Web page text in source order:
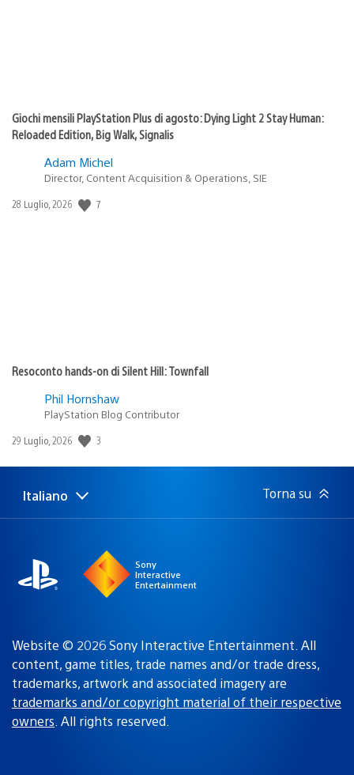
Giochi mensili PlayStation Plus di agosto: Dying Light 2 Stay Human:
Reloaded Edition, Big Walk, Signalis
Adam Michel
Director, Content Acquisition & Operations, SIE
Data
28 Luglio, 2026 7
Resoconto hands-on di Silent Hill: Townfall
Phil Hornshaw
PlayStation Blog Contributor
Data
pubblicazione:
29 Luglio, 2026 3
Seleziona
una
Regione
attuale:
Italiano Torna su
Sony
Interactive
Entertainment
Website © 2026 Sony Interactive Entertainment. All
content, game titles, trade names and/or trade dress,
trademarks, artwork and associated imagery are
trademarks and/or copyright material of their respective
owners. All rights reserved.